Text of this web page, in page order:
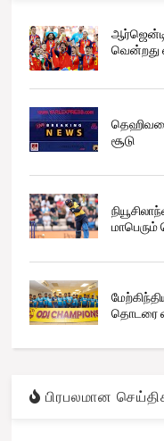
வென்றது
தெஹிவளை
சூடு
மாபெரும்
தொடரை
பிரபலமான